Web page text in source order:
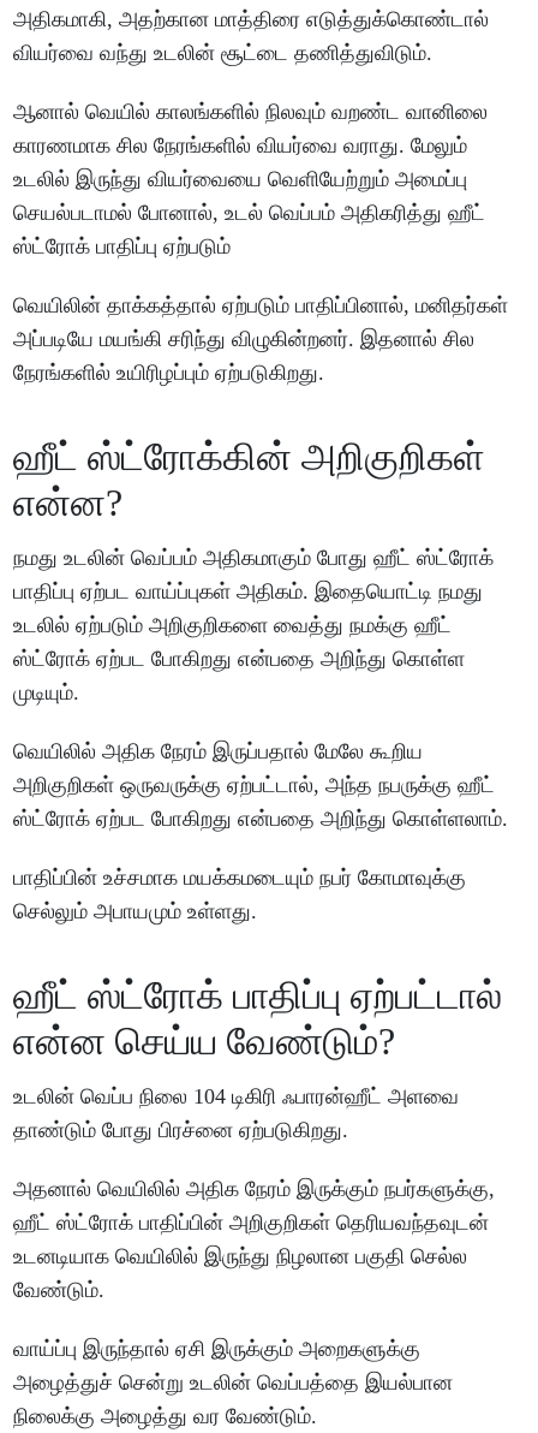
அதிகமாகி, அதற்கான மாத்திரை எடுத்துக்கொண்டால்
வியர்வை வந்து உடலின் சூட்டை தணித்துவிடும்.
ஆனால் வெயில் காலங்களில் நிலவும் வறண்ட வானிலை
காரணமாக சில நேரங்களில் வியர்வை வராது. மேலும்
உடலில் இருந்து வியர்வையை வெளியேற்றும் அமைப்பு
செயல்படாமல் போனால், உடல் வெப்பம் அதிகரித்து ஹீட்
ஸ்ட்ரோக் பாதிப்பு ஏற்படும்
வெயிலின் தாக்கத்தால் ஏற்படும் பாதிப்பினால், மனிதர்கள்
அப்படியே மயங்கி சரிந்து விழுகின்றனர். இதனால் சில
நேரங்களில் உயிரிழப்பும் ஏற்படுகிறது.
ஹீட் ஸ்ட்ரோக்கின் அறிகுறிகள்
என்ன?
நமது உடலின் வெப்பம் அதிகமாகும் போது ஹீட் ஸ்ட்ரோக்
பாதிப்பு ஏற்பட வாய்ப்புகள் அதிகம். இதையொட்டி நமது
உடலில் ஏற்படும் அறிகுறிகளை வைத்து நமக்கு ஹீட்
ஸ்ட்ரோக் ஏற்பட போகிறது என்பதை அறிந்து கொள்ள
முடியும்.
வெயிலில் அதிக நேரம் இருப்பதால் மேலே கூறிய
அறிகுறிகள் ஒருவருக்கு ஏற்பட்டால், அந்த நபருக்கு ஹீட்
ஸ்ட்ரோக் ஏற்பட போகிறது என்பதை அறிந்து கொள்ளலாம்.
பாதிப்பின் உச்சமாக மயக்கமடையும் நபர் கோமாவுக்கு
செல்லும் அபாயமும் உள்ளது.
ஹீட் ஸ்ட்ரோக் பாதிப்பு ஏற்பட்டால்
என்ன செய்ய வேண்டும்?
உடலின் வெப்ப நிலை 104 டிகிரி ஃபாரன்ஹீட் அளவை
தாண்டும் போது பிரச்னை ஏற்படுகிறது.
அதனால் வெயிலில் அதிக நேரம் இருக்கும் நபர்களுக்கு,
ஹீட் ஸ்ட்ரோக் பாதிப்பின் அறிகுறிகள் தெரியவந்தவுடன்
உடனடியாக வெயிலில் இருந்து நிழலான பகுதி செல்ல
வேண்டும்.
வாய்ப்பு இருந்தால் ஏசி இருக்கும் அறைகளுக்கு
அழைத்துச் சென்று உடலின் வெப்பத்தை இயல்பான
நிலைக்கு அழைத்து வர வேண்டும்.